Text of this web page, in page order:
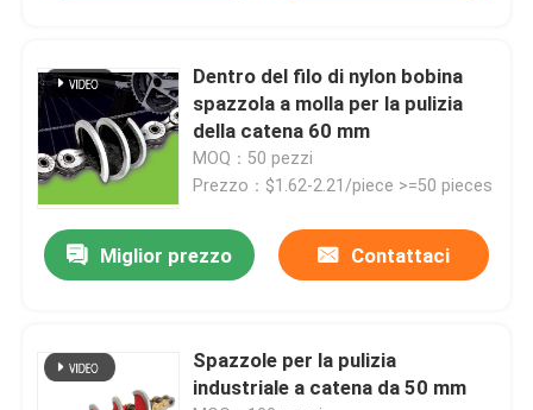
Prodotti
Dentro del filo di nylon bobina
spazzola a molla per la pulizia
della catena 60 mm
MOQ：50 pezzi
Prezzo：$1.62-2.21/piece >=50 pieces
Miglior prezzo Contattaci
Spazzole per la pulizia
industriale a catena da 50 mm